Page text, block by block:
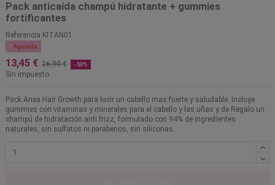
Pack anticaída champú hidratante + gummies
fortificantes
Referencia KITAN01
 Agotado
13,45 € 26,90 € -50%
Sin impuesto
Pack Anea Hair Growth para lucir un cabello mas fuerte y saludable. Incluye
gummies con vitaminas y minerales para el cabello y las uñas y de Regalo un
champú de hidratación anti frizz, formulado con 94% de ingredientes
naturales, sin sulfatos ni parabenos, sin siliconas.